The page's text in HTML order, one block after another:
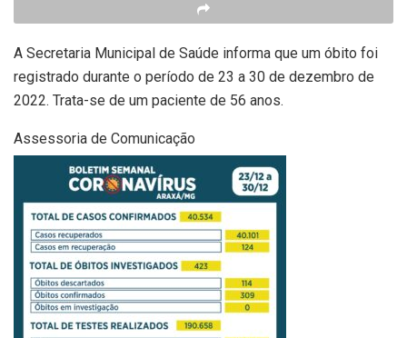
A Secretaria Municipal de Saúde informa que um óbito foi
registrado durante o período de 23 a 30 de dezembro de
2022. Trata-se de um paciente de 56 anos.
Assessoria de Comunicação